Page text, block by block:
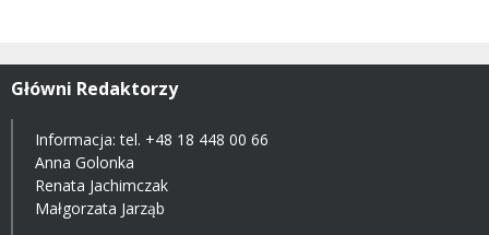
Główni Redaktorzy
Informacja: tel. +48 18 448 00 66
Anna Golonka
Renata Jachimczak
Małgorzata Jarząb